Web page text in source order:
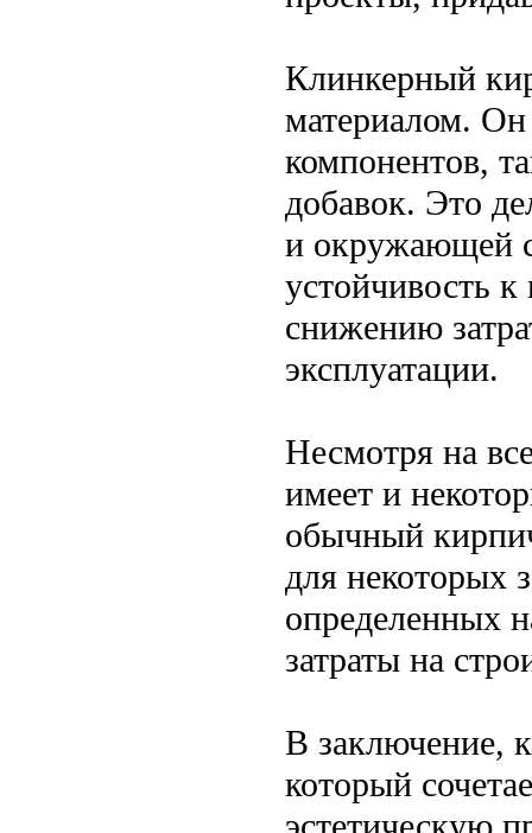
Клинкерный
материалом. Он
компонентов,
добавок. Это
и окружающей
устойчивость
снижению
эксплуатации.
Несмотря на
имеет и
обычный
для некоторых
определенных
затраты на
В заключение,
который